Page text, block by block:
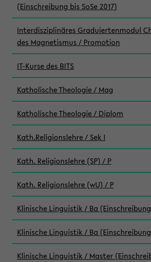
(Einschreibung bis SoSe 2017)
Interdisziplinäres Graduiertenmodul
des Magnetismus / Promotion
IT-Kurse des BITS
Katholische Theologie / Mag
Katholische Theologie / Diplom
Kath.Religionslehre / Sek I
Kath. Religionslehre (SP) / P
Kath. Religionslehre (wU) / P
Klinische Linguistik / Ba (Einschreibung
Klinische Linguistik / Ba
Klinische Linguistik / Master